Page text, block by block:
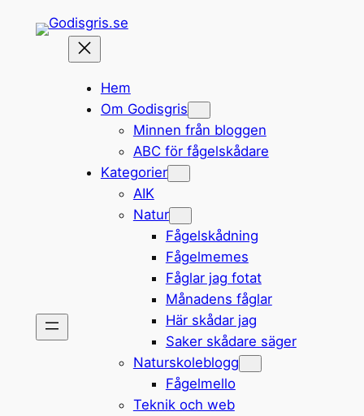
Hem
Om Godisgris
Minnen från bloggen
ABC för fågelskådare
Kategorier
AIK
Natur
Fågelskådning
Fågelmemes
Fåglar jag fotat
Månadens fåglar
Här skådar jag
Saker skådare säger
Naturskoleblogg
Fågelmello
Teknik och web